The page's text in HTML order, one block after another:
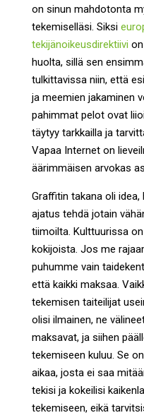
on sinun mahdotonta
tekemiselläsi. Siksi
tekijänoikeusdirektiivi
huolta, sillä sen
tulkittavissa niin, että
ja meemien jakaminen
pahimmat pelot ovat
täytyy tarkkailla ja
Vapaa Internet on
äärimmäisen arvokas
Graffitin takana oli
ajatus tehdä jotain
tiimoilta. Kulttuurissa
kokijoista. Jos me
puhumme vain
että kaikki maksaa.
tekemisen taiteilijat
olisi ilmainen, ne
maksavat, ja siihen
tekemiseen kuluu. Se
aikaa, josta ei saa
tekisi ja kokeilisi
tekemiseen, eikä